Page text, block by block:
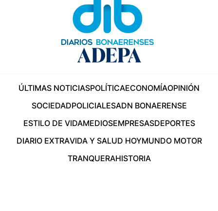
ÚLTIMAS NOTICIASPOLÍTICAECONOMÍAOPINIÓN
SOCIEDADPOLICIALESADN BONAERENSE
ESTILO DE VIDAMEDIOSEMPRESASDEPORTES
DIARIO EXTRAVIDA Y SALUD HOYMUNDO MOTOR
TRANQUERAHISTORIA